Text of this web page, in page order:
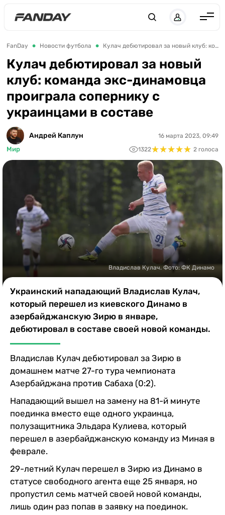
Англия
Испания
Германия
Италия
Франция
Украина
ЛЧ
Букмекеры
Казино
FanDay Новости футбола Кулач дебютировал за новый клуб: команда экс-динамовца проиграла сопернику с украинцами в составе
Кулач дебютировал за новый
клуб: команда экс-динамовца
проиграла сопернику с
украинцами в составе
Андрей Каплун
Мир
16 марта 2023, 09:49
1322★★★★★
★★★★★ 2 голоса
Владислав Кулач. Фото: ФК Динамо
Украинский нападающий Владислав Кулач,
который перешел из киевского Динамо в
азербайджанскую Зирю в январе,
дебютировал в составе своей новой команды.
Владислав Кулач дебютировал за Зирю в
домашнем матче 27-го тура чемпионата
Азербайджана против Сабаха (0:2).
Нападающий вышел на замену на 81-й минуте
поединка вместо еще одного украинца,
полузащитника Эльдара Кулиева, который
перешел в азербайджанскую команду из Миная в
феврале.
29-летний Кулач перешел в Зирю из Динамо в
статусе свободного агента еще 25 января, но
пропустил семь матчей своей новой команды,
лишь один раз попав в заявку на поединок.